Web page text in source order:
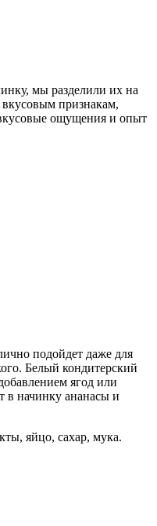
мы разделили их на
признакам,
ощущения и опыт
подойдет даже для
Белый кондитерский
ягод или
в начинку ананасы и
яйцо, сахар, мука.